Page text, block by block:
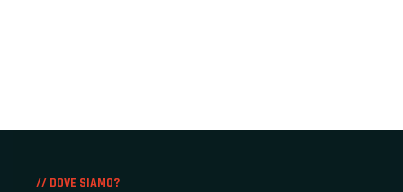
// DOVE SIAMO?